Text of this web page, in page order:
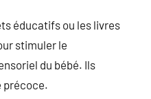
éducatifs ou les livres
stimuler le
du bébé. Ils
précoce.